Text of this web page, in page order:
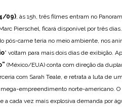
09), às 15h, três filmes entram no
Pierschel, ficará disponível por três
pós-carne teria no meio ambiente, nos
” voltam para mais dois dias de exibição.
” (México/EUA) conta com direção da
com Sarah Teale, e retrata a luta de
empreendimento norte-americano. O
a cada vez mais explosiva demanda por